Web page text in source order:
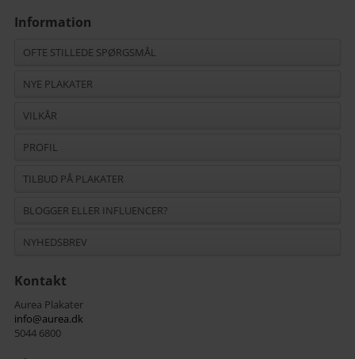
Information
OFTE STILLEDE SPØRGSMÅL
NYE PLAKATER
VILKÅR
PROFIL
TILBUD PÅ PLAKATER
BLOGGER ELLER INFLUENCER?
NYHEDSBREV
Kontakt
Aurea Plakater
info@aurea.dk
5044 6800